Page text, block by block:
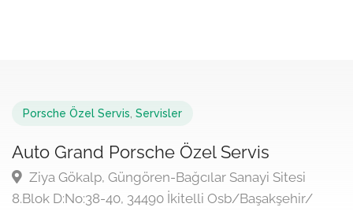
Porsche Özel Servis Servisler
Auto Grand Porsche Özel Servis
Ziya Gökalp, Güngören-Bağcılar Sanayi Sitesi
8.Blok D:No:38-40, 34490 İkitelli Osb/Başakşehir/